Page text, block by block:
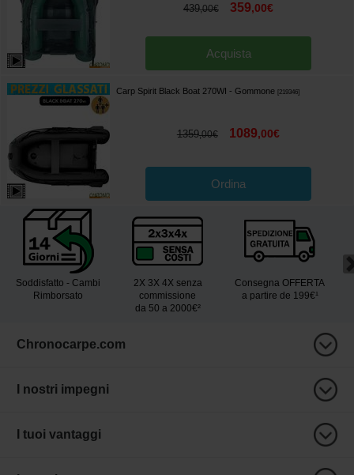
439,00€ 359,00€
Acquista
Carp Spirit Black Boat 270WI - Gommone 219346]
1359,00€ 1089,00€
Ordina
Soddisfatto - Cambi
Rimborsato
2X 3X 4X senza
commissione
da 50 a 2000€²
Consegna OFFERTA
a partire de 199€¹
Chronocarpe.com
I nostri impegni
I tuoi vantaggi